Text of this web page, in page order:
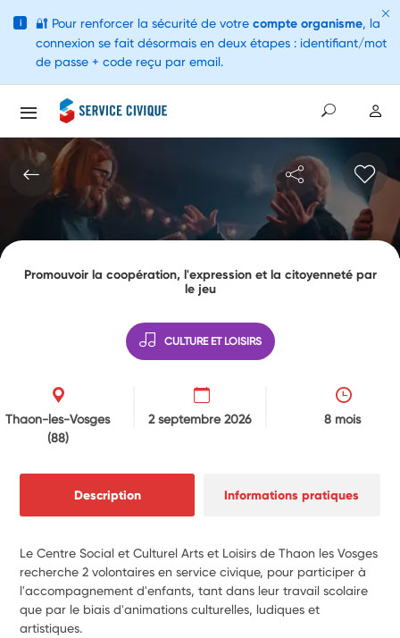
Promouvoir la coopération, l'expression et la citoyenneté par
le jeu
CULTURE ET LOISIRS
Thaon-les-Vosges
(88)
2 septembre 2026 8 mois
Description Informations pratiques
Le Centre Social et Culturel Arts et Loisirs de Thaon les Vosges
recherche 2 volontaires en service civique, pour participer à
l'accompagnement d'enfants, tant dans leur travail scolaire
que par le biais d'animations culturelles, ludiques et
artistiques.
i 🔐 Pour renforcer la sécurité de votre compte organisme, la
connexion se fait désormais en deux étapes : identifiant/mot
de passe + code reçu par email.